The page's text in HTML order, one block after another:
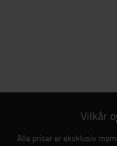
Vilkår
Alle priser er eksklusiv